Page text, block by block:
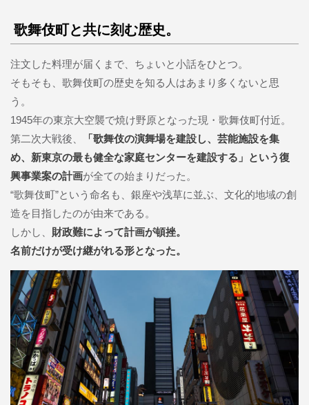
歌舞伎町と共に刻む歴史。
注文した料理が届くまで、ちょいと小話をひとつ。
そもそも、歌舞伎町の歴史を知る人はあまり多くないと思
う。
1945年の東京大空襲で焼け野原となった現・歌舞伎町付近。
第二次大戦後、
「歌舞伎の演舞場を建設し、芸能施設を集
め、新東京の最も健全な家庭センターを建設する」という復
興事業案の計画が全ての始まりだった。
“歌舞伎町”という命名も、銀座や浅草に並ぶ、文化的地域の創
造を目指したのが由来である。
しかし、 財政難によって計画が頓挫。
名前だけが受け継がれる形となった。